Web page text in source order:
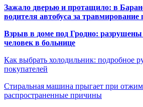
Зажало дверью и протащило: в
водителя автобуса за травмирование
Взрыв в доме под Гродно:
человек в больнице
Как выбрать холодильник: подробное
покупателей
Стиральная машина прыгает при
распространенные причины